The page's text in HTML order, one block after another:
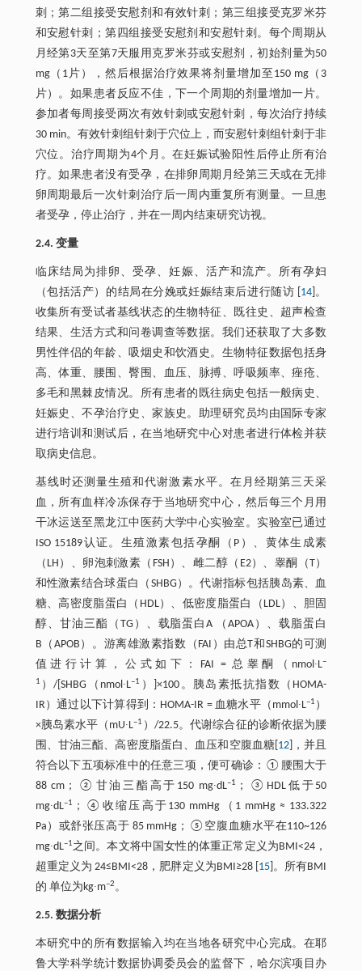
刺；第二组接受安慰剂和有效针刺；第三组接受克罗米芬
和安慰针刺；第四组接受安慰剂和安慰针刺。每个周期从
月经第3天至第7天服用克罗米芬或安慰剂，初始剂量为50
mg（1片），然后根据治疗效果将剂量增加至150 mg（3
片）。如果患者反应不佳，下一个周期的剂量增加一片。
参加者每周接受两次有效针刺或安慰针刺，每次治疗持续
30 min。有效针刺组针刺于穴位上，而安慰针刺组针刺于非
穴位。治疗周期为4个月。在妊娠试验阳性后停止所有治
疗。如果患者没有受孕，在排卵周期月经第三天或在无排
卵周期最后一次针刺治疗后一周内重复所有测量。一旦患
者受孕，停止治疗，并在一周内结束研究访视。
2.4. 变量
临床结局为排卵、受孕、妊娠、活产和流产。所有孕妇
（包括活产）的结局在分娩或妊娠结束后进行随访 [ 14]。
收集所有受试者基线状态的生物特征、既往史、超声检查
结果、生活方式和问卷调查等数据。我们还获取了大多数
男性伴侣的年龄、吸烟史和饮酒史。生物特征数据包括身
高、体重、腰围、臀围、血压、脉搏、呼吸频率、痤疮、
多毛和黑棘皮情况。所有患者的既往病史包括一般病史、
妊娠史、不孕治疗史、家族史。助理研究员均由国际专家
进行培训和测试后，在当地研究中心对患者进行体检并获
取病史信息。
基线时还测量生殖和代谢激素水平。在月经期第三天采
血，所有血样冷冻保存于当地研究中心，然后每三个月用
干冰运送至黑龙江中医药大学中心实验室。实验室已通过
ISO 15189认证。生殖激素包括孕酮（P）、黄体生成素
（LH）、卵泡刺激素（FSH）、雌二醇（E2）、睾酮（T）
和性激素结合球蛋白（SHBG）。代谢指标包括胰岛素、血
糖、高密度脂蛋白（HDL）、低密度脂蛋白（LDL）、胆固
醇、甘油三酯（TG）、载脂蛋白A （APOA）、载脂蛋白
B（APOB）。游离雄激素指数（FAI）由总T和SHBG的可测
值进行计算，公式如下：FAI = 总睾酮（nmol∙L–
1 ）/[SHBG（nmol∙L–1 ）]×100。胰岛素抵抗指数（HOMA-
IR）通过以下计算得到：HOMA-IR = 血糖水平（mmol∙L–1 ）
×胰岛素水平（mU∙L–1 ）/22.5。代谢综合征的诊断依据为腰
围、甘油三酯、高密度脂蛋白、血压和空腹血糖[ 12 ]，并且
符合以下五项标准中的任意三项，便可确诊：①腰围大于
88 cm；②甘油三酯高于150 mg∙dL–1
；③HDL低于50
mg∙dL–1
；④收缩压高于130 mmHg（1 mmHg ≈ 133.322
Pa）或舒张压高于 85 mmHg；⑤空腹血糖水平在110~126
mg∙dL–1之间。本文将中国女性的体重正常定义为BMI<24，
超重定义为 24≤BMI<28，肥胖定义为BMI≥28 [ 15 ]。所有BMI
的 单位为kg∙m–2。
2.5. 数据分析
本研究中的所有数据输入均在当地各研究中心完成。在耶
鲁大学科学统计数据协调委员会的监督下，哈尔滨项目办